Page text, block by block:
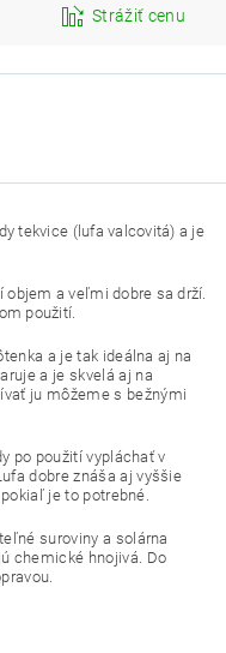
Strážiť cenu
tekvice (lufa valcovitá) a je
objem a veľmi dobre sa drží.
použití.
a je tak ideálna aj na
a je skvelá aj na
ju môžeme s bežnými
po použití vypláchať v
dobre znáša aj vyššie
je to potrebné.
suroviny a solárna
chemické hnojivá. Do